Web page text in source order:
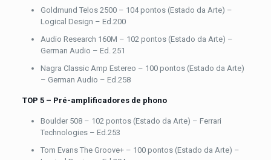
Goldmund Telos 2500 – 104 pontos (Estado da Arte) –
Logical Design – Ed.200
Audio Research 160M – 102 pontos (Estado da Arte) –
German Audio – Ed. 251
Nagra Classic Amp Estereo – 100 pontos (Estado da Arte)
– German Audio – Ed.258
TOP 5 – Pré-amplificadores de phono
Boulder 508 – 102 pontos (Estado da Arte) – Ferrari
Technologies – Ed.253
Tom Evans The Groove+ – 100 pontos (Estado da Arte) –